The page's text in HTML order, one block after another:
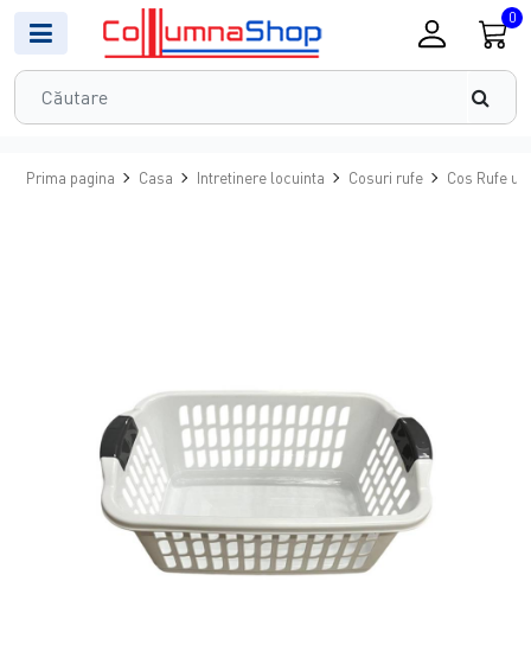
0
Prima pagina Casa Intretinere locuinta Cosuri rufe Cos Rufe